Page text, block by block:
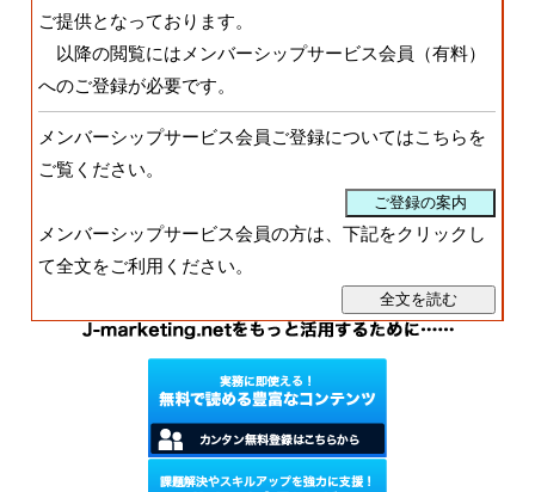
ご提供となっております。
以降の閲覧にはメンバーシップサービス会員（有料）
へのご登録が必要です。
メンバーシップサービス会員ご登録についてはこちらを
ご覧ください。
メンバーシップサービス会員の方は、下記をクリックし
て全文をご利用ください。